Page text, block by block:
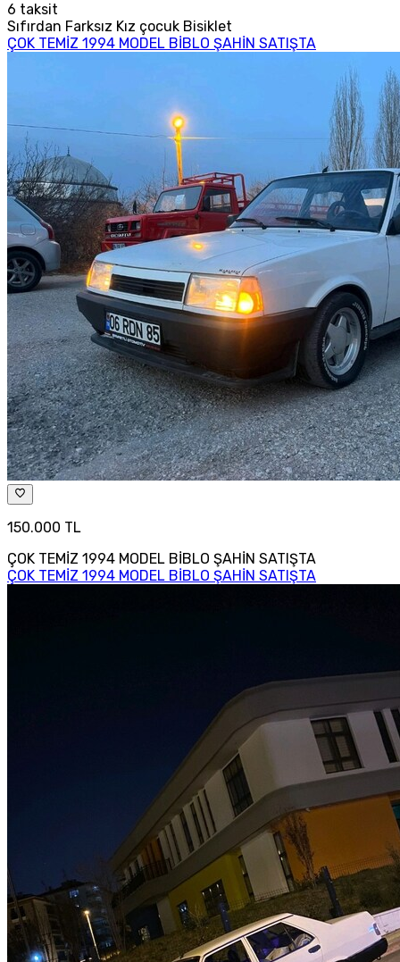
6 taksit
Sıfırdan Farksız Kız çocuk Bisiklet
ÇOK TEMİZ 1994 MODEL BİBLO ŞAHİN SATIŞTA
150.000 TL
ÇOK TEMİZ 1994 MODEL BİBLO ŞAHİN SATIŞTA
ÇOK TEMİZ 1994 MODEL BİBLO ŞAHİN SATIŞTA